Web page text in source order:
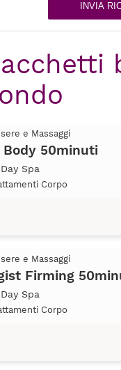
INVIA
e Massaggi
Body 50minuti
Spa
Corpo
e Massaggi
Firming
Spa
Corpo